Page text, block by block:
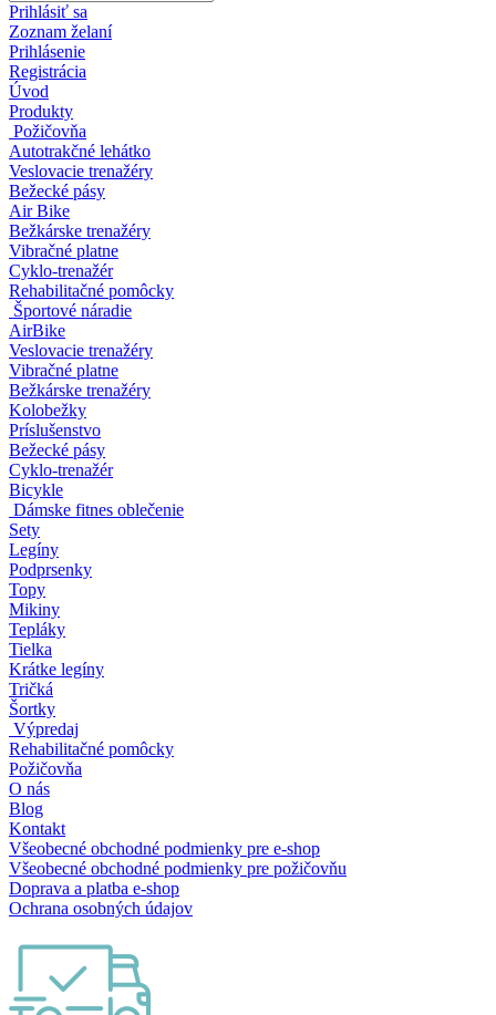
Prihlásiť sa
Zoznam želaní
Prihlásenie
Registrácia
Úvod
Produkty
Požičovňa
Autotrakčné lehátko
Veslovacie trenažéry
Bežecké pásy
Air Bike
Bežkárske trenažéry
Vibračné platne
Cyklo-trenažér
Rehabilitačné pomôcky
Športové náradie
AirBike
Veslovacie trenažéry
Vibračné platne
Bežkárske trenažéry
Kolobežky
Príslušenstvo
Bežecké pásy
Cyklo-trenažér
Bicykle
Dámske fitnes oblečenie
Sety
Legíny
Podprsenky
Topy
Mikiny
Tepláky
Tielka
Krátke legíny
Tričká
Šortky
Výpredaj
Rehabilitačné pomôcky
Požičovňa
O nás
Blog
Kontakt
Všeobecné obchodné podmienky pre e-shop
Všeobecné obchodné podmienky pre požičovňu
Doprava a platba e-shop
Ochrana osobných údajov